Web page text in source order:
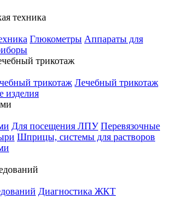
техника
Глюкометры Аппараты для
трикотаж
трикотаж Лечебный трикотаж
изделия
Для посещения ЛПУ Перевязочные
Шприцы, системы для растворов
Диагностика ЖКТ